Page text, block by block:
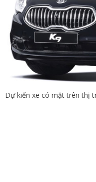
Dự kiến xe có mặt trên thị